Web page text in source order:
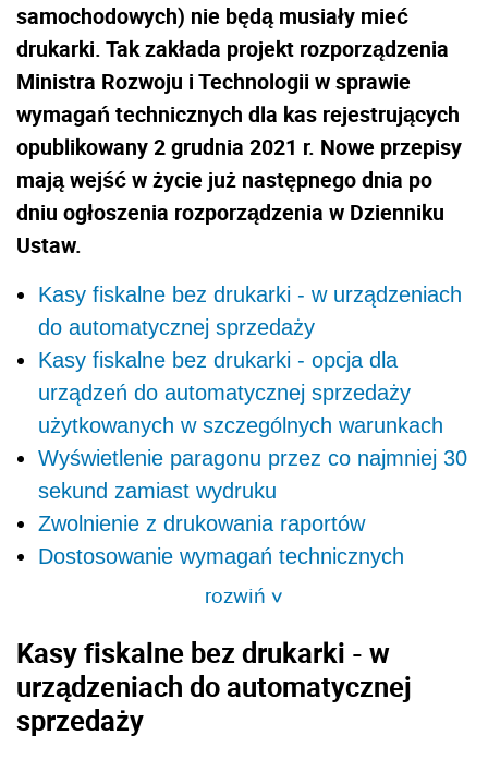
samochodowych) nie będą musiały mieć
drukarki. Tak zakłada projekt rozporządzenia
Ministra Rozwoju i Technologii w sprawie
wymagań technicznych dla kas rejestrujących
opublikowany 2 grudnia 2021 r. Nowe przepisy
mają wejść w życie już następnego dnia po
dniu ogłoszenia rozporządzenia w Dzienniku
Ustaw.
Kasy fiskalne bez drukarki - w urządzeniach
do automatycznej sprzedaży
Kasy fiskalne bez drukarki - opcja dla
urządzeń do automatycznej sprzedaży
użytkowanych w szczególnych warunkach
Wyświetlenie paragonu przez co najmniej 30
sekund zamiast wydruku
Zwolnienie z drukowania raportów
Dostosowanie wymagań technicznych
rozwiń>
Kasy fiskalne bez drukarki - w
urządzeniach do automatycznej
sprzedaży